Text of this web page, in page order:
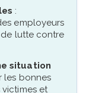
:
employeurs
lutte contre
situation
les bonnes
et